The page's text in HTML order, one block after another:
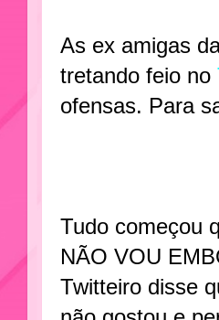
As ex amigas
tretando feio no
ofensas. Para
Tudo começou
NÃO VOU
Twitteiro disse